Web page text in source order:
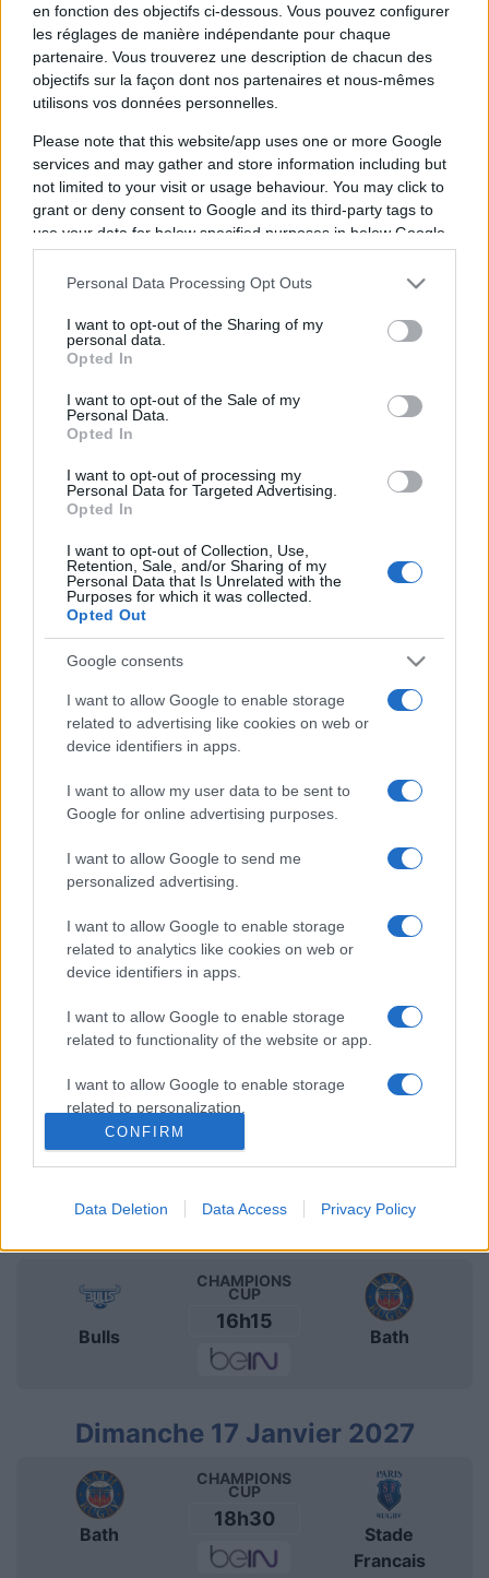
en fonction des objectifs ci-dessous. Vous pouvez configurer
les réglages de manière indépendante pour chaque
partenaire. Vous trouverez une description de chacun des
objectifs sur la façon dont nos partenaires et nous-mêmes
utilisons vos données personnelles.
Please note that this website/app uses one or more Google
services and may gather and store information including but
not limited to your visit or usage behaviour. You may click to
grant or deny consent to Google and its third-party tags to
use your data for below specified purposes in below Google
consent section.
Personal Data Processing Opt Outs
I want to opt-out of the Sharing of my
personal data.
Opted In
I want to opt-out of the Sale of my
Personal Data.
Opted In
I want to opt-out of processing my
Personal Data for Targeted Advertising.
Opted In
I want to opt-out of Collection, Use,
Retention, Sale, and/or Sharing of my
Personal Data that Is Unrelated with the
Purposes for which it was collected.
Opted Out
Google consents
I want to allow Google to enable storage
related to advertising like cookies on web or
device identifiers in apps.
I want to allow my user data to be sent to
Google for online advertising purposes.
I want to allow Google to send me
personalized advertising.
I want to allow Google to enable storage
related to analytics like cookies on web or
device identifiers in apps.
I want to allow Google to enable storage
related to functionality of the website or app.
I want to allow Google to enable storage
related to personalization.
I want to allow Google to enable storage
functionality and fraud prevention, and other
CONFIRM
Data Deletion Data Access Privacy Policy
Vous trouverez ci-dessous le programme TV des
diffusion ont été annoncées. Dès que des
diffuseurs seront annoncés sur d'autres
page. Cliquez sur l'un des matchs pour connaitre
toutes les informations relatives à la rencontre.
Pour suivre l'actu Bath, n'hésitez pas à vous
rendre chez notre partenaire RezoSport.com qui
médias, et propose également les classements,
calendriers et résultats.
L'équipe Bath a été fondée en 1865, il y a 161 ans.
sociaux, rendez-vous sur la
ou lecompte Twitter Bath.
Cliquez ici pour comparer les billetteries qui
Bath
CHAMPIONS
21h00
Montpellier
Samedi 12 Décembre
Cardiff Blues
CHAMPIONS
CUP
Bulls
CHAMPIONS
CUP
16h15
Bath
Dimanche 17 Janvier 2027
Bath
CHAMPIONS
CUP
18h30
Stade
Francais